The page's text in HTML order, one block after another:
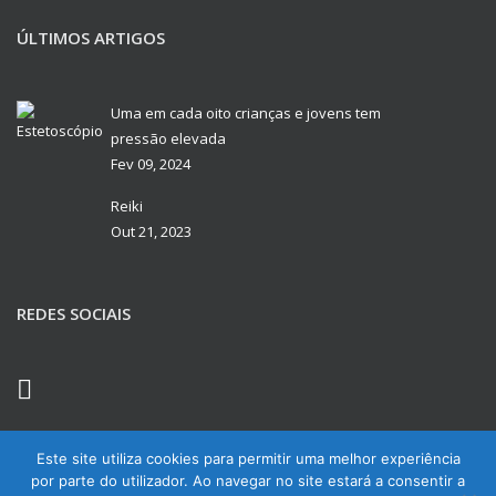
ÚLTIMOS ARTIGOS
Uma em cada oito crianças e jovens tem
pressão elevada
Fev 09, 2024
Reiki
Out 21, 2023
REDES SOCIAIS
Este site utiliza cookies para permitir uma melhor experiência
por parte do utilizador. Ao navegar no site estará a consentir a